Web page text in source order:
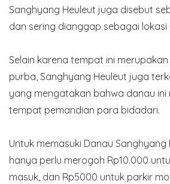
Sanghyang Heuleut juga disebut
dan sering dianggap sebagai lokasi
Selain karena tempat ini
purba, Sanghyang Heuleut juga
yang mengatakan bahwa danau ini
tempat pemandian para bidadari.
Untuk memasuki Danau
hanya perlu merogoh Rp10.000
masuk, dan Rp5000 untuk parkir